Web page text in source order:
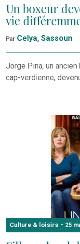
Un boxeur
vie
Par Celya, Sassoun
Jorge Pina, un ancien
cap-verdienne,
Culture & loisirs - 25